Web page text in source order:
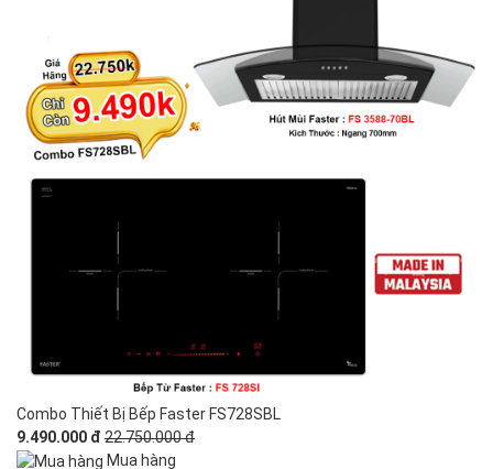
Combo Thiết Bị Bếp Faster FS728SBL
9.490.000 đ 22.750.000 đ
Mua hàng